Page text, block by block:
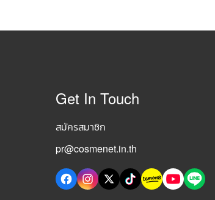
Get In Touch
สมัครสมาชิก
pr@cosmenet.in.th